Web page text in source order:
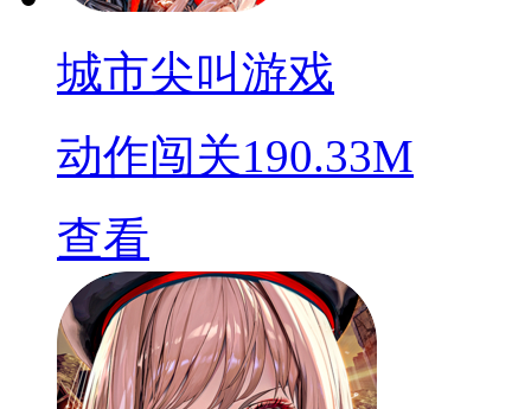
城市尖叫游戏
动作闯关190.33M
查看